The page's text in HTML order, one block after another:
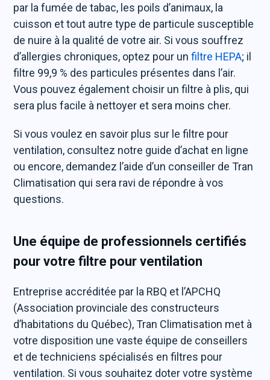
par la fumée de tabac, les poils d’animaux, la
cuisson et tout autre type de particule susceptible
de nuire à la qualité de votre air. Si vous souffrez
d’allergies chroniques, optez pour unfiltre HEPA; il
filtre 99,9 % des particules présentes dans l’air.
Vous pouvez également choisir un filtre à plis, qui
sera plus facile à nettoyer et sera moins cher.
Si vous voulez en savoir plus sur le filtre pour
ventilation, consultez notre guide d’achat en ligne
ou encore, demandez l’aide d’un conseiller de Tran
Climatisation qui sera ravi de répondre à vos
questions.
Une équipe de professionnels certifiés
pour votre filtre pour ventilation
Entreprise accréditée par la RBQ et l’APCHQ
(Association provinciale des constructeurs
d’habitations du Québec), Tran Climatisation met à
votre disposition une vaste équipe de conseillers
et de techniciens spécialisés en filtres pour
ventilation. Si vous souhaitez doter votre système